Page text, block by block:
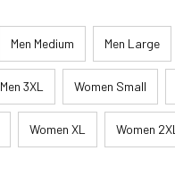
Men Medium Men Large
Men 3XL Women Small
Women XL Women 2XL